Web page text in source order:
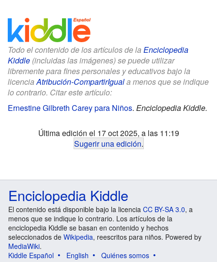
Todo el contenido de los artículos de la Enciclopedia
Kiddle (incluidas las imágenes) se puede utilizar
libremente para fines personales y educativos bajo la
licenciaAtribución-CompartirIguala menos que se indique
lo contrario. Citar este artículo:
Ernestine Gilbreth Carey para Niños. Enciclopedia Kiddle.
Última edición el 17 oct 2025, a las 11:19
Sugerir una edición.
Enciclopedia Kiddle
El contenido está disponible bajo la licencia CC BY-SA 3.0, a
menos que se indique lo contrario. Los artículos de la
enciclopedia Kiddle se basan en contenido y hechos
seleccionados de Wikipedia, reescritos para niños. Powered by
MediaWiki.
Kiddle Español
English
Quiénes somos